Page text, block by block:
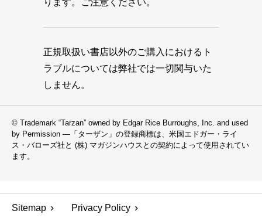
ります。ご注意ください。
正規取扱い書店以外のご購入におけるト
ラブルについては弊社では一切関与いた
しません。
© Trademark “Tarzan” owned by Edgar Rice Burroughs, Inc. and used
by Permission —「ターザン」の登録商標は、米国エドガー・ライ
ス・バローズ社と (株) マガジンハウスとの契約によって使用されてい
ます。
Sitemap Privacy Policy